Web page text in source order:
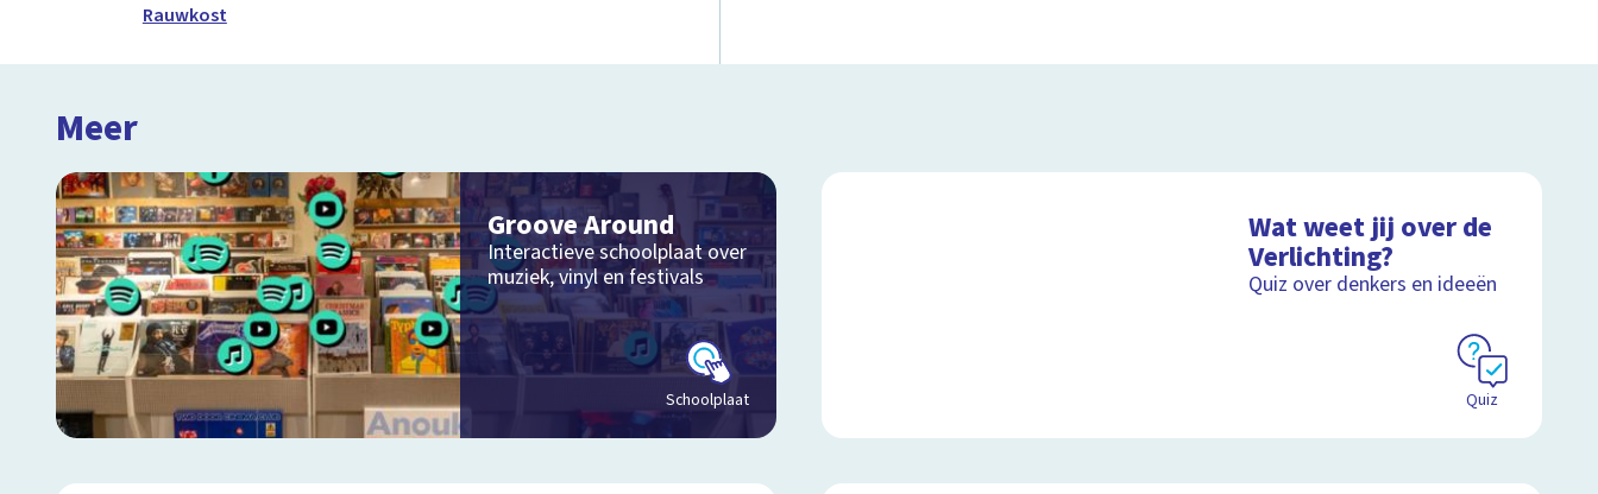
Rauwkost
Meer
Groove Around
Interactieve schoolplaat over
muziek, vinyl en festivals
Schoolplaat
Wat weet jij over de
Verlichting?
Quiz over denkers en ideeën
Quiz